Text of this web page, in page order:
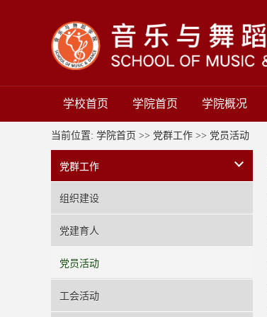
学校首页 学院首页 学院概况
当前位置: 学院首页 >> 党群工作 >> 党员活动
党群工作
组织建设
党建育人
党员活动
工会活动